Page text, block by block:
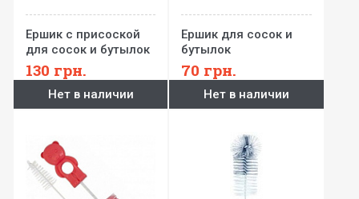
Ершик с присоской
для сосок и бутылок
130 грн.
Нет в наличии
Ершик для сосок и
бутылок
70 грн.
Нет в наличии